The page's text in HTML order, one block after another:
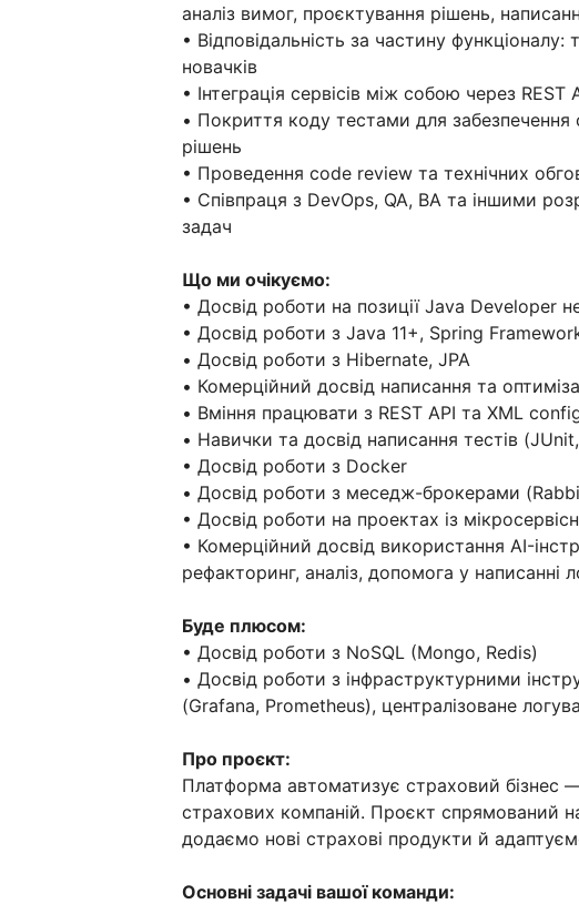
аналіз вимог, проєктування рішень,
• Відповідальність за частину
новачків
• Інтеграція сервісів між собою через
• Покриття коду тестами для забезпечення
рішень
• Проведення code review та технічних
• Співпраця з DevOps, QA, BA та іншими
задач
Що ми очікуємо:
• Досвід роботи на позиції Java Developer
• Досвід роботи з Java 11+, Spring
• Досвід роботи з Hibernate, JPA
• Комерційний досвід написання та
• Вміння працювати з REST API та XML
• Навички та досвід написання тестів
• Досвід роботи з Docker
• Досвід роботи з меседж-брокерами
• Досвід роботи на проектах із
• Комерційний досвід використання AI-
рефакторинг, аналіз, допомога у написанні
Буде плюсом:
• Досвід роботи з NoSQL (Mongo, Redis)
• Досвід роботи з інфраструктурними
(Grafana, Prometheus), централізоване
Про проєкт:
Платформа автоматизує страховий бізнес
страхових компаній. Проєкт спрямований
додаємо нові страхові продукти й
Основні задачі вашої команди: